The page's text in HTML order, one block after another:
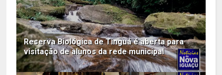
Reserva Biológica de Tinguá é aberta para
visitação de alunos da rede municipal